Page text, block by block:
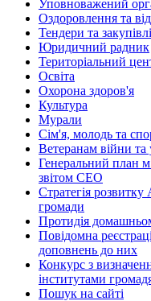
Уповноважений
Оздоровлення та
Тендери та закупівлі
Юридичний радник
Територіальний
Освіта
Охорона здоров'я
Культура
Мурали
Сім'я, молодь та
Ветеранам війни
Генеральний план
звітом СЕО
Стратегія розвитку
громади
Протидія
Повідомна
доповнень до них
Конкурс з
інститутами
Пошук на сайті